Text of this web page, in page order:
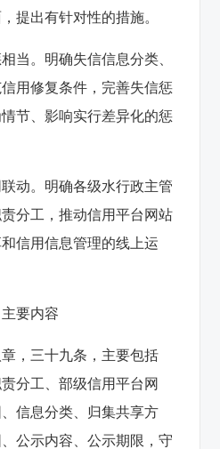
提出有针对性的措施。
。明确失信信息分类、
用修复条件，完善失信惩
节、影响实行差异化的惩
。明确各级水行政主管
分工，推动信用平台网站
信用信息管理的线上运
要内容
三十九条，主要包括
分工、部级信用平台网
信息分类、归集共享方
公示内容、公示期限，守